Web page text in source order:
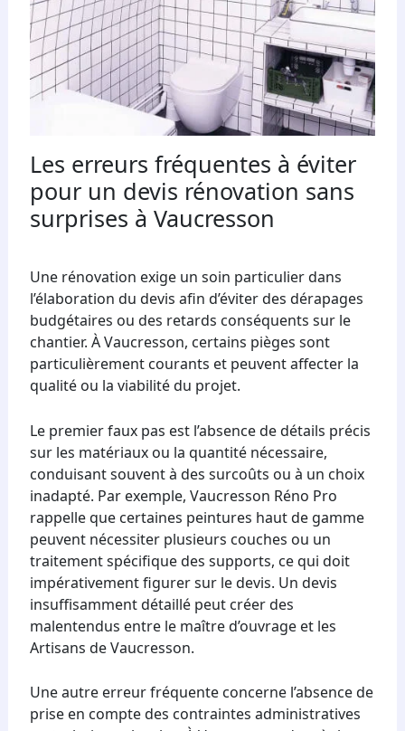
Les erreurs fréquentes à éviter
pour un devis rénovation sans
surprises à Vaucresson
Une rénovation exige un soin particulier dans
l’élaboration du devis afin d’éviter des dérapages
budgétaires ou des retards conséquents sur le
chantier. À Vaucresson, certains pièges sont
particulièrement courants et peuvent affecter la
qualité ou la viabilité du projet.
Le premier faux pas est l’absence de détails précis
sur les matériaux ou la quantité nécessaire,
conduisant souvent à des surcoûts ou à un choix
inadapté. Par exemple, Vaucresson Réno Pro
rappelle que certaines peintures haut de gamme
peuvent nécessiter plusieurs couches ou un
traitement spécifique des supports, ce qui doit
impérativement figurer sur le devis. Un devis
insuffisamment détaillé peut créer des
malentendus entre le maître d’ouvrage et les
Artisans de Vaucresson.
Une autre erreur fréquente concerne l’absence de
prise en compte des contraintes administratives